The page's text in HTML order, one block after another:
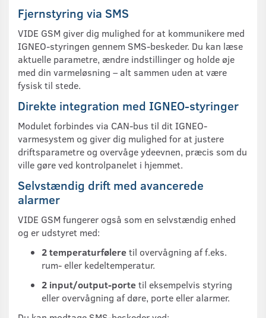
Fjernstyring via SMS
VIDE GSM giver dig mulighed for at kommunikere med
IGNEO-styringen gennem SMS-beskeder. Du kan læse
aktuelle parametre, ændre indstillinger og holde øje
med din varmeløsning – alt sammen uden at være
fysisk til stede.
Direkte integration med IGNEO-styringer
Modulet forbindes via CAN-bus til dit IGNEO-
varmesystem og giver dig mulighed for at justere
driftsparametre og overvåge ydeevnen, præcis som du
ville gøre ved kontrolpanelet i hjemmet.
Selvstændig drift med avancerede
alarmer
VIDE GSM fungerer også som en selvstændig enhed
og er udstyret med:
2 temperaturføleretil overvågning af f.eks.
rum- eller kedeltemperatur.
2 input/output-portetil eksempelvis styring
eller overvågning af døre, porte eller alarmer.